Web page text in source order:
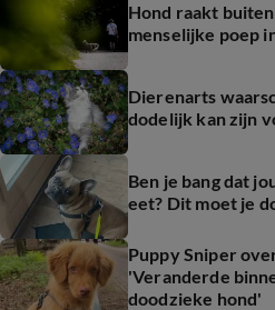
Hond raakt
menselijke poep
Dierenarts
dodelijk kan zijn
Ben je bang dat
eet? Dit moet je
Puppy Sniper
'Veranderde
doodzieke hond'